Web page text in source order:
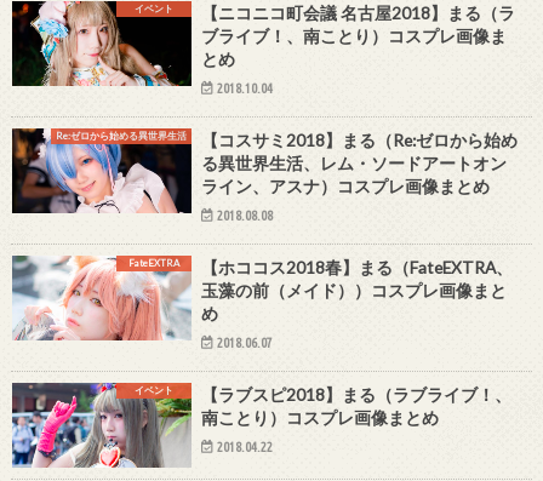
イベント
【ニコニコ町会議 名古屋2018】まる（ラ
ブライブ！、南ことり）コスプレ画像ま
とめ
2018.10.04
Re:ゼロから始める異世界生活
【コスサミ2018】まる（Re:ゼロから始め
る異世界生活、レム・ソードアートオン
ライン、アスナ）コスプレ画像まとめ
2018.08.08
FateEXTRA
【ホココス2018春】まる（FateEXTRA、
玉藻の前（メイド））コスプレ画像まと
め
2018.06.07
イベント
【ラブスピ2018】まる（ラブライブ！、
南ことり）コスプレ画像まとめ
2018.04.22